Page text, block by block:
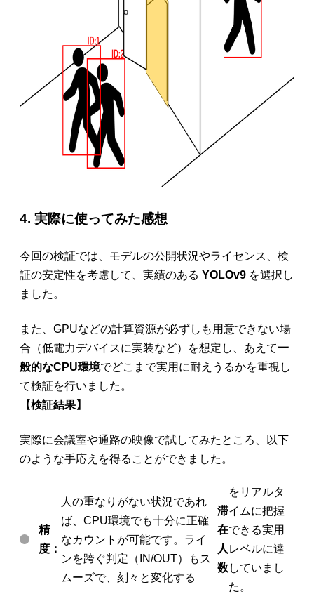
4. 実際に使ってみた感想
今回の検証では、モデルの公開状況やライセンス、検
証の安定性を考慮して、実績のある YOLOv9 を選択し
ました。
また、GPUなどの計算資源が必ずしも用意できない場
合（低電力デバイスに実装など）を想定し、あえて一
般的なCPU環境でどこまで実用に耐えうるかを重視し
て検証を行いました。
【検証結果】
実際に会議室や通路の映像で試してみたところ、以下
のような手応えを得ることができました。
精
度：
人の重なりがない状況であれ
ば、CPU環境でも十分に正確
なカウントが可能です。ライ
ンを跨ぐ判定（IN/OUT）もス
ムーズで、刻々と変化する
滞
在
人
数
をリアルタ
イムに把握
できる実用
レベルに達
していまし
た。